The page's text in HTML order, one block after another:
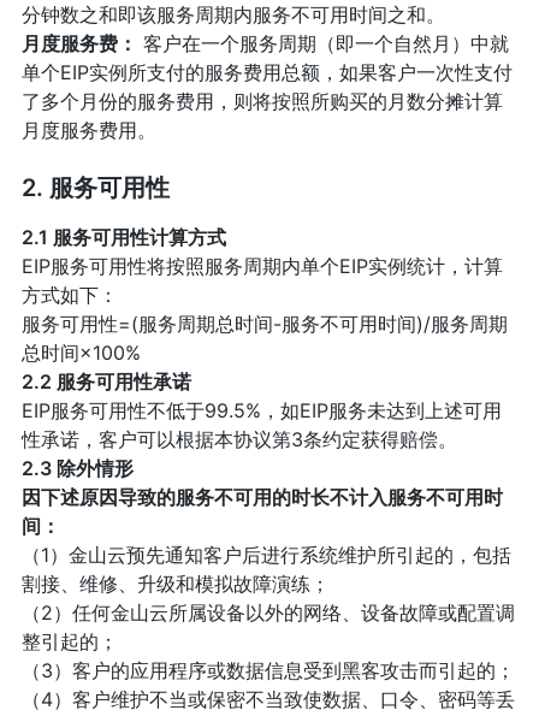
分钟数之和即该服务周期内服务不可用时间之和。
月度服务费： 客户在一个服务周期（即一个自然月）中就
单个EIP实例所支付的服务费用总额，如果客户一次性支付
了多个月份的服务费用，则将按照所购买的月数分摊计算
月度服务费用。
2. 服务可用性
2.1 服务可用性计算方式
EIP服务可用性将按照服务周期内单个EIP实例统计，计算
方式如下：
服务可用性=(服务周期总时间-服务不可用时间)/服务周期
总时间×100%
2.2 服务可用性承诺
EIP服务可用性不低于99.5%，如EIP服务未达到上述可用
性承诺，客户可以根据本协议第3条约定获得赔偿。
2.3 除外情形
因下述原因导致的服务不可用的时长不计入服务不可用时
间：
（1）金山云预先通知客户后进行系统维护所引起的，包括
割接、维修、升级和模拟故障演练；
（2）任何金山云所属设备以外的网络、设备故障或配置调
整引起的；
（3）客户的应用程序或数据信息受到黑客攻击而引起的；
（4）客户维护不当或保密不当致使数据、口令、密码等丢